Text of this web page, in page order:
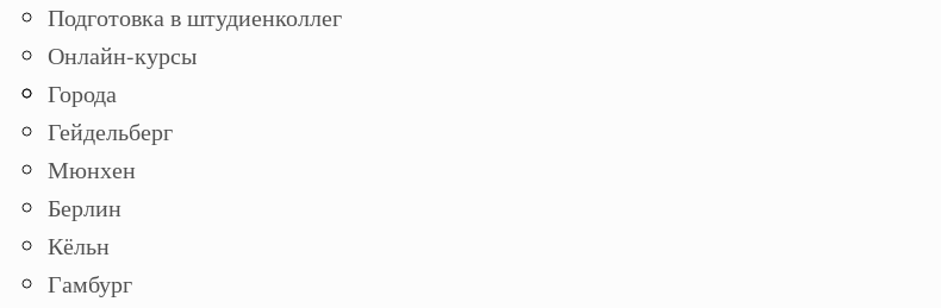
Подготовка в штудиенколлег
Онлайн-курсы
Города
Гейдельберг
Мюнхен
Берлин
Кёльн
Гамбург